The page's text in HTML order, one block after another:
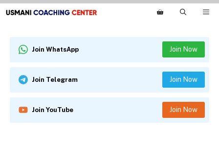
Skip
to
Join WhatsApp Join Now
Join Telegram Join Now
Join YouTube Join Now